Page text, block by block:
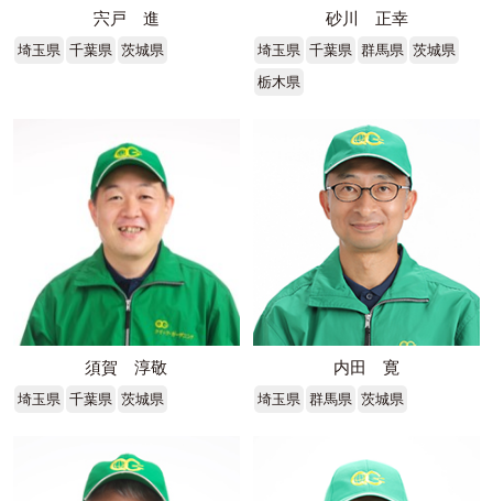
宍戸 進
埼玉県 千葉県 茨城県
砂川 正幸
埼玉県 千葉県 群馬県 茨城県
栃木県
須賀 淳敬
埼玉県 千葉県 茨城県
内田 寛
埼玉県 群馬県 茨城県